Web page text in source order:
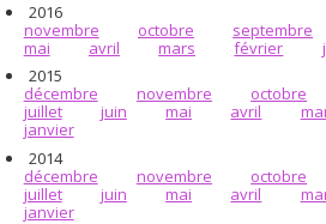
2016
novembre
octobre septembre
mai
avril mars février
2015
décembre
novembre octobre
juillet
juin mai avril
janvier
2014
décembre
novembre octobre
juillet
juin mai avril
janvier